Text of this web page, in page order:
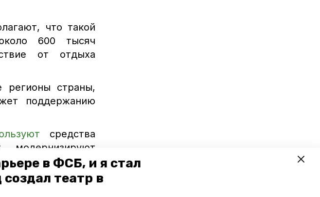
в ФСБ, и я стал
театр в
что такой
600 тысяч
от отдыха
регионы страны,
поддержанию
средства
За 3 года
собрать более 1
на Кавминводах.